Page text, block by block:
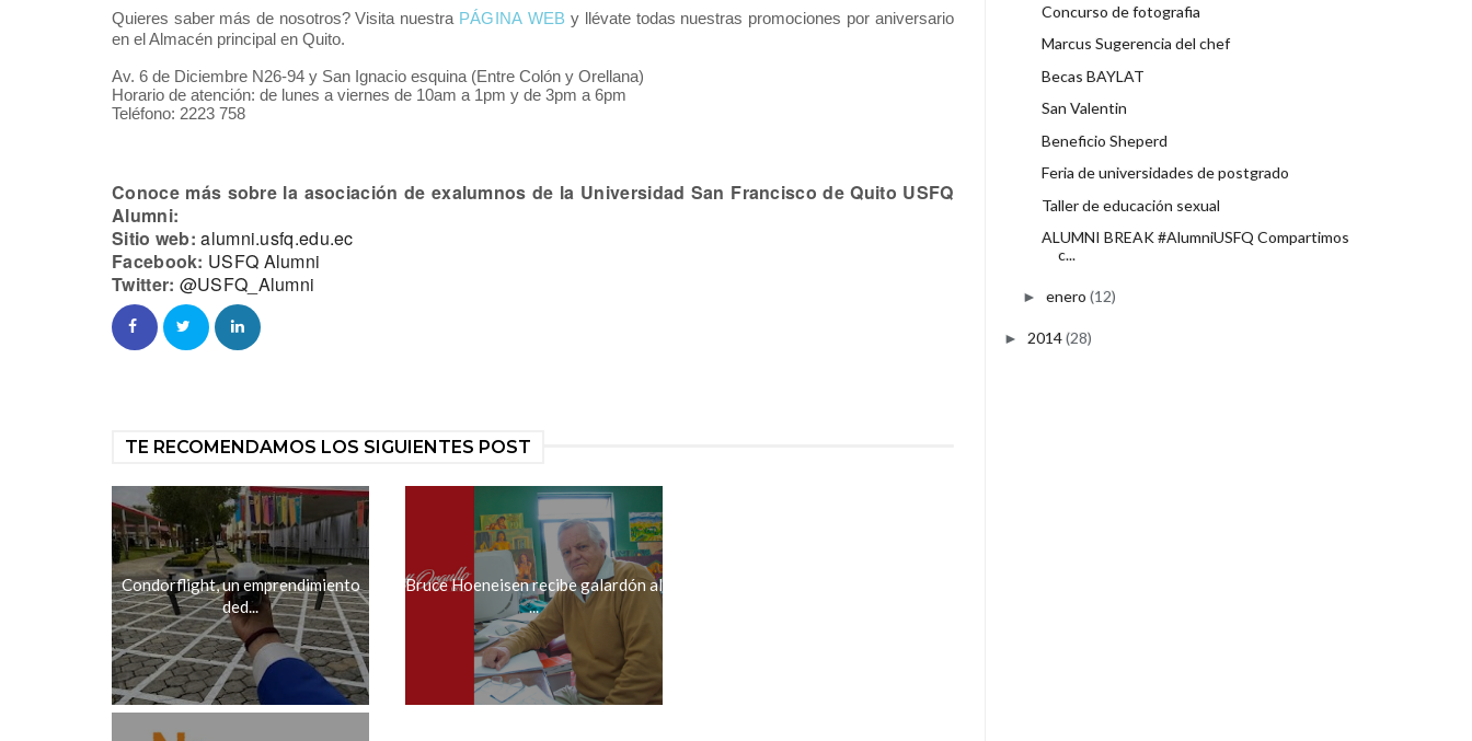
Quieres saber más de nosotros? Visita nuestra PÁGINA WEBy llévate todas nuestras promociones por aniversario
en el Almacén principal en Quito.
Av. 6 de Diciembre N26-94 y San Ignacio esquina (Entre Colón y Orellana)
Horario de atención: de lunes a viernes de 10am a 1pm y de 3pm a 6pm
Teléfono: 2223 758
Conoce más sobre la asociación de exalumnos de la Universidad San Francisco de Quito USFQ
Alumni:
Sitio web: alumni.usfq.edu.ec
Facebook: USFQ Alumni
Twitter: @USFQ_Alumni
TE RECOMENDAMOS LOS SIGUIENTES POST
Condorflight, un emprendimiento
ded...
Bruce Hoeneisen recibe galardón al
...
Concurso de fotografia
Marcus Sugerencia del chef
Becas BAYLAT
San Valentin
Beneficio Sheperd
Feria de universidades de postgrado
Taller de educación sexual
ALUMNI BREAK #AlumniUSFQ Compartimos
c...
► enero (12)
► 2014(28)